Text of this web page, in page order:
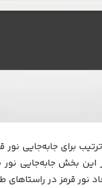
برای جابه‌جایی
این بخش جابه‌جایی
نور قرمز در راستاهای